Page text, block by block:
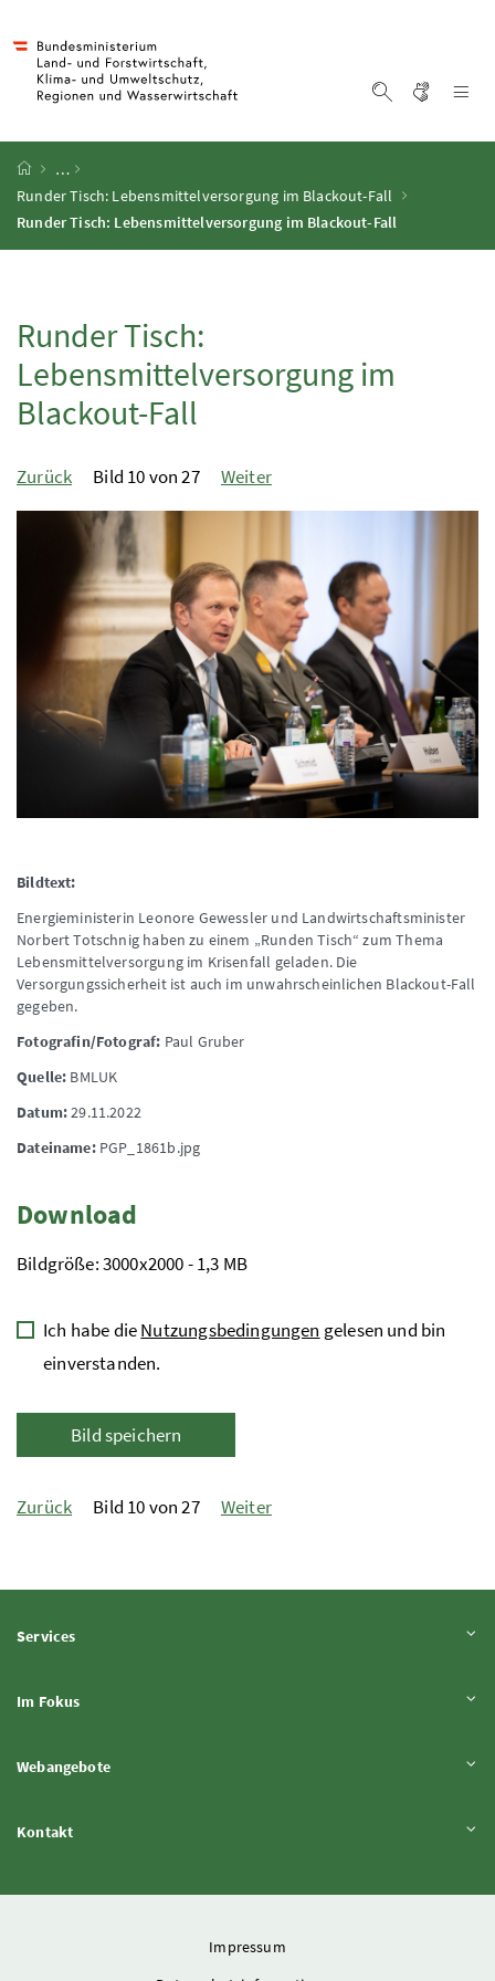
Startseite
…
Runder Tisch: Lebensmittelversorgung im Blackout-Fall
Runder Tisch: Lebensmittelversorgung im Blackout-Fall
Runder Tisch:
Lebensmittelversorgung im
Blackout-Fall
Zurück Bild 10 von 27 Weiter
Bildtext:
Energieministerin Leonore Gewessler und Landwirtschaftsminister
Norbert Totschnig haben zu einem „Runden Tisch“ zum Thema
Lebensmittelversorgung im Krisenfall geladen. Die
Versorgungssicherheit ist auch im unwahrscheinlichen Blackout-Fall
gegeben.
Fotografin/Fotograf: Paul Gruber
Quelle: BMLUK
Datum:29.11.2022
Dateiname:PGP_1861b.jpg
Download
Bildgröße: 3000x2000 - 1,3 MB
Ich habe dieNutzungsbedingungen gelesen und bin
einverstanden.
Bild speichern
Zurück Bild 10 von 27 Weiter
ServicesInhalt aufklappen
Im FokusInhalt aufklappen
WebangeboteInhalt aufklappen
KontaktInhalt aufklappen
Impressum